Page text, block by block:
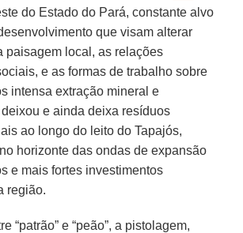
do Estado do Pará, constante alvo
que visam alterar
paisagem local, as relações
e as formas de trabalho sobre
intensa extração mineral e
e ainda deixa resíduos
ao longo do leito do Tapajós,
horizonte das ondas de expansão
e mais fortes investimentos
região.
“patrão” e “peão”, a pistolagem,